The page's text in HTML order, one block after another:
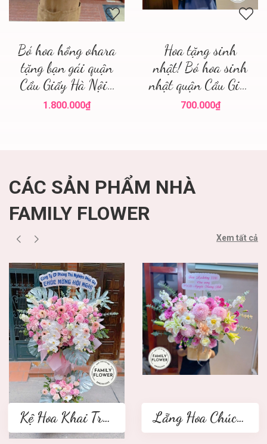
Bó hoa hồng ohara
tặng bạn gái quận
Cầu Giấy Hà Nội ,
điện hoa hà nội
1.800.000₫
Hoa tặng sinh
nhật! Bó hoa sinh
nhật quận Cầu Giấy
! Family flower hoa
700.000₫
CÁC SẢN PHẨM NHÀ
FAMILY FLOWER
Xem tất cả
Kệ Hoa Khai Trương 2 tầng Lẵng Hoa Chúc Mừng